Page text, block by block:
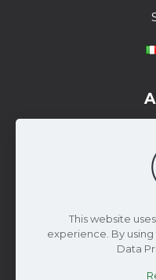
This website
experience. By
Data